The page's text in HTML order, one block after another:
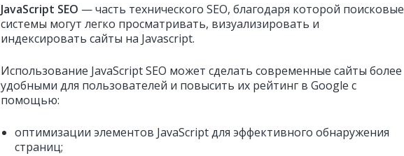
JavaScript SEO — часть технического SEO, благодаря которой поисковые
системы могут легко просматривать, визуализировать и
индексировать сайты на Javascript.
Использование JavaScript SEO может сделать современные сайты более
удобными для пользователей и повысить их рейтинг в Google с
помощью:
оптимизации элементов JavaScript для эффективного обнаружения
страниц;